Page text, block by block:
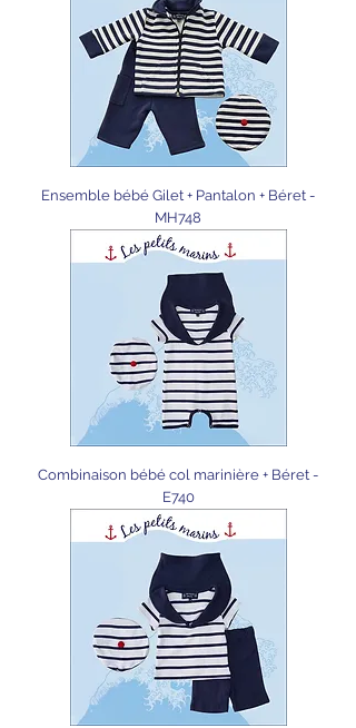
Ensemble bébé Gilet + Pantalon + Béret -
MH748
Combinaison bébé col marinière + Béret -
E740